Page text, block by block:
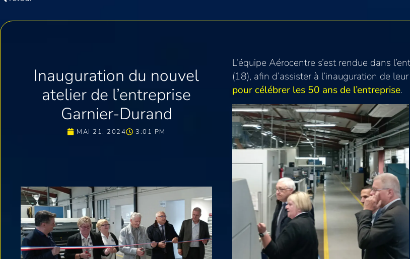
Inauguration du nouvel
atelier de l’entreprise
Garnier-Durand
MAI 21, 2024 3:01 PM
L’équipe Aérocentre s’est rendue dans
(18), afin d’assister à l’inauguration de
pour célébrer les 50 ans de l’entreprise.